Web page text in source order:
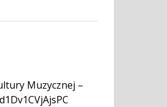
Muzycznej –